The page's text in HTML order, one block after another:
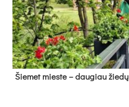
Šie­met mies­te – dau­giau žie­dų